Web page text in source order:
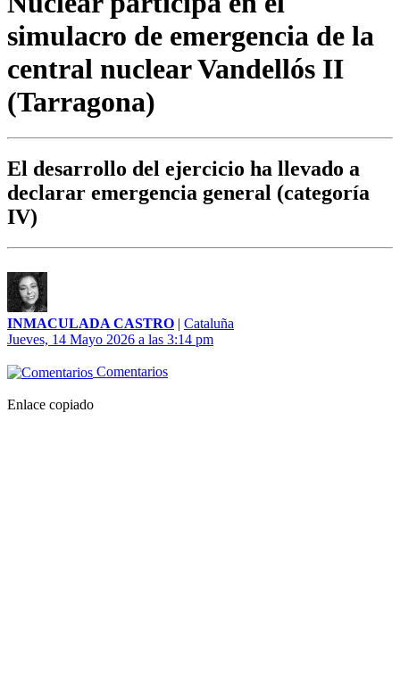
simulacro de emergencia de la
central nuclear Vandellós II
(Tarragona)
El desarrollo del ejercicio ha llevado a
declarar emergencia general (categoría
IV)
INMACULADA CASTRO | Cataluña
Jueves, 14 Mayo 2026 a las 3:14 pm
Comentarios
Enlace copiado